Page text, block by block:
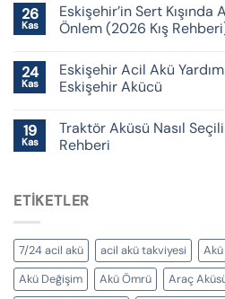
26
Kas
Eskişehir’in Sert Kışında
Önlem (2026 Kış
24
Kas
Eskişehir Acil Akü
Eskişehir Akücü
19
Kas
Traktör Aküsü Nasıl
Rehberi
ETIKETLER
7/24 acil akü acil akü takviyesi Akü
Akü Değişim
Akü Ömrü Araç